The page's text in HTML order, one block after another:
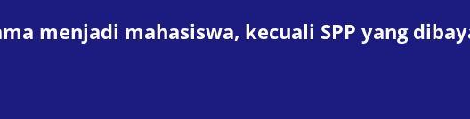
menjadi mahasiswa, kecuali SPP yang